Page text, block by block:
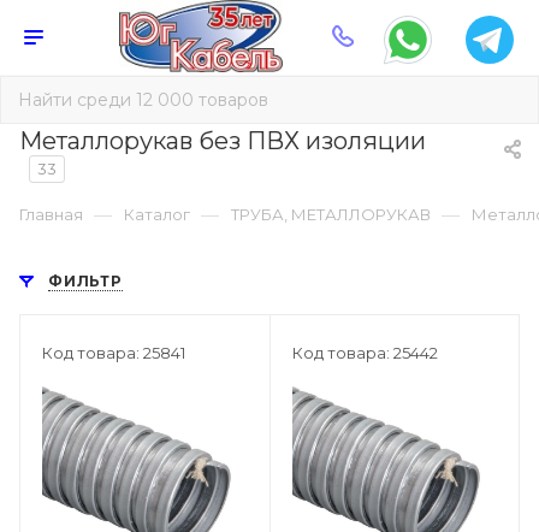
Металлорукав без ПВХ изоляции
33
Главная — Каталог — ТРУБА, МЕТАЛЛОРУКАВ —
ФИЛЬТР
Код товара: 25841 Код товара: 25442